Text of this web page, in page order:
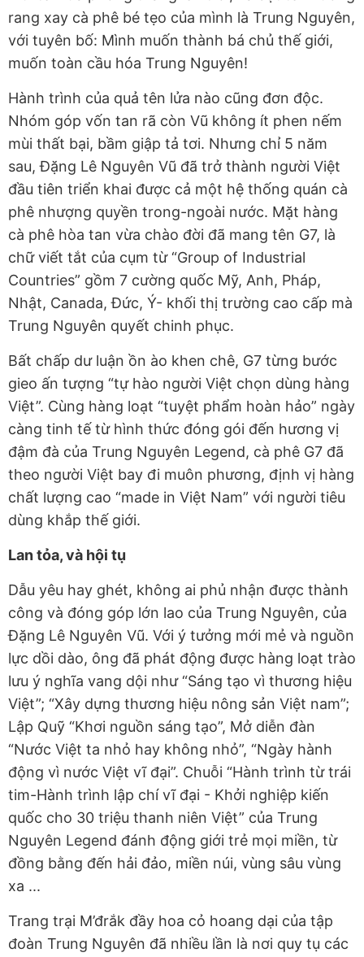
rang xay cà phê bé tẹo của mình là Trung Nguyên,
với tuyên bố: Mình muốn thành bá chủ thế giới,
muốn toàn cầu hóa Trung Nguyên!
Hành trình của quả tên lửa nào cũng đơn độc.
Nhóm góp vốn tan rã còn Vũ không ít phen nếm
mùi thất bại, bầm giập tả tơi. Nhưng chỉ 5 năm
sau, Đặng Lê Nguyên Vũ đã trở thành người Việt
đầu tiên triển khai được cả một hệ thống quán cà
phê nhượng quyền trong-ngoài nước. Mặt hàng
cà phê hòa tan vừa chào đời đã mang tên G7, là
chữ viết tắt của cụm từ “Group of Industrial
Countries” gồm 7 cường quốc Mỹ, Anh, Pháp,
Nhật, Canada, Đức, Ý- khối thị trường cao cấp mà
Trung Nguyên quyết chinh phục.
Bất chấp dư luận ồn ào khen chê, G7 từng bước
gieo ấn tượng “tự hào người Việt chọn dùng hàng
Việt”. Cùng hàng loạt “tuyệt phẩm hoàn hảo” ngày
càng tinh tế từ hình thức đóng gói đến hương vị
đậm đà của Trung Nguyên Legend, cà phê G7 đã
theo người Việt bay đi muôn phương, định vị hàng
chất lượng cao “made in Việt Nam” với người tiêu
dùng khắp thế giới.
Lan tỏa, và hội tụ
Dẫu yêu hay ghét, không ai phủ nhận được thành
công và đóng góp lớn lao của Trung Nguyên, của
Đặng Lê Nguyên Vũ. Với ý tưởng mới mẻ và nguồn
lực dồi dào, ông đã phát động được hàng loạt trào
lưu ý nghĩa vang dội như “Sáng tạo vì thương hiệu
Việt”; “Xây dựng thương hiệu nông sản Việt nam”;
Lập Quỹ “Khơi nguồn sáng tạo”, Mở diễn đàn
“Nước Việt ta nhỏ hay không nhỏ”, “Ngày hành
động vì nước Việt vĩ đại”. Chuỗi “Hành trình từ trái
tim-Hành trình lập chí vĩ đại - Khởi nghiệp kiến
quốc cho 30 triệu thanh niên Việt” của Trung
Nguyên Legend đánh động giới trẻ mọi miền, từ
đồng bằng đến hải đảo, miền núi, vùng sâu vùng
xa ...
Trang trại M’đrắk đầy hoa cỏ hoang dại của tập
đoàn Trung Nguyên đã nhiều lần là nơi quy tụ các